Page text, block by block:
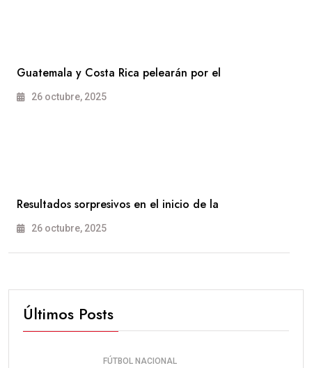
Guatemala y Costa Rica pelearán por el
26 octubre, 2025
Resultados sorpresivos en el inicio de la
26 octubre, 2025
Últimos Posts
FÚTBOL NACIONAL